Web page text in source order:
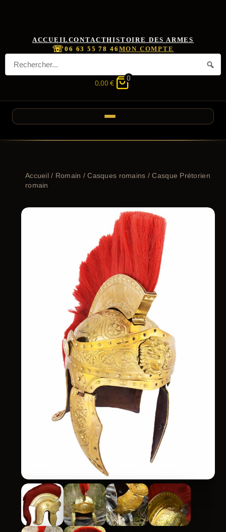
ACCUEIL CONTACTHISTOIRE DES ARMES
☏06 63 55 78 46 MON COMPTE
0,00 €
0
Accueil/ Romain /Casques romains / Casque Prétorien
romain